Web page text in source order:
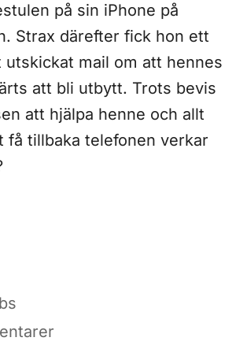
på sin iPhone på
Strax därefter fick hon ett
utskickat mail om att hennes
att bli utbytt. Trots bevis
att hjälpa henne och allt
få tillbaka telefonen verkar